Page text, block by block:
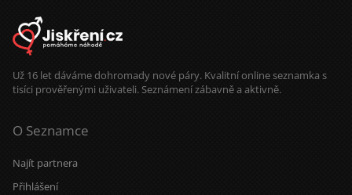
Už 16 let dáváme dohromady nové páry. Kvalitní online seznamka s
tisíci prověřenými uživateli. Seznámení zábavně a aktivně.
O Seznamce
Najít partnera
Přihlášení